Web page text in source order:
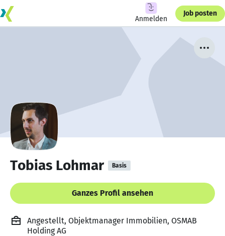
Anmelden
Job posten
Tobias Lohmar Basis
Ganzes Profil ansehen
Angestellt, Objektmanager Immobilien, OSMAB
Holding AG